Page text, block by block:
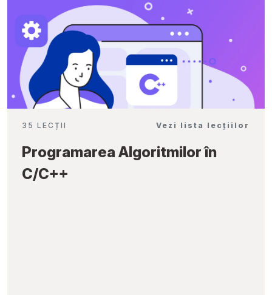
35 LECȚII Vezi lista lecțiilor
Programarea Algoritmilor în
C/C++